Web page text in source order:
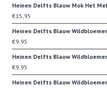
Heinen Delfts Blauw Mok Het
€15,95
Heinen Delfts Blauw
€9,95
Heinen Delfts Blauw
€9,95
Heinen Delfts Blauw